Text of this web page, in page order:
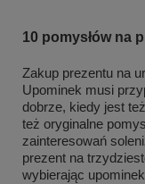
10 pomysłów na
Zakup prezentu na
Upominek musi
dobrze, kiedy jest
też oryginalne
zainteresowań
prezent na
wybierając